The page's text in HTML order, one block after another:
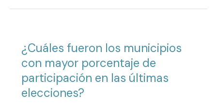
¿Cuáles fueron los municipios
con mayor porcentaje de
participación en las últimas
elecciones?